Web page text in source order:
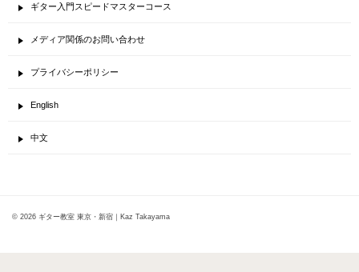
ギター入門スピードマスターコース
メディア関係のお問い合わせ
プライバシーポリシー
English
中文
© 2026 ギター教室 東京・新宿｜Kaz Takayama